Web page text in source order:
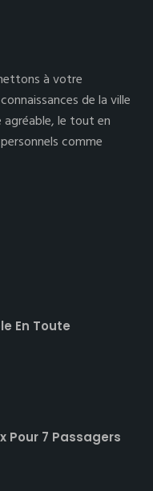
à votre
de la ville
le tout en
comme
En Toute
Pour 7 Passagers